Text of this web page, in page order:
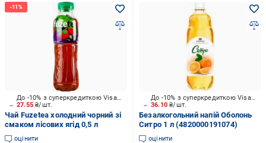
27.55₴/шт.
До -10% з суперкредиткою Visa Вигода
Чай Fuzetea холодний чорний зі
смаком лісових ягід 0,5 л
оцінити
36.10₴/шт.
До -10% з суперкредиткою Visa Вигода
Безалкогольний напій Оболонь
Ситро 1 л (4820000191074)
оцінити